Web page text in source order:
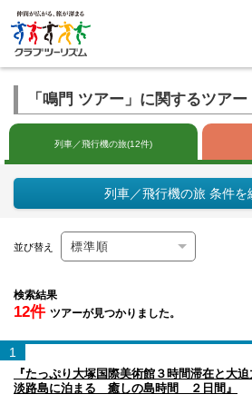
「鳴門 ツアー」に関するツアー
列車／飛行機の旅(12件)
列車／飛行機の旅 条件を
並び替え
検索結果
12件 ツアーが見つかりました。
1
『たっぷり大塚国際美術館３時間滞在と大
淡路島に泊まる 癒しの島時間 ２日間』